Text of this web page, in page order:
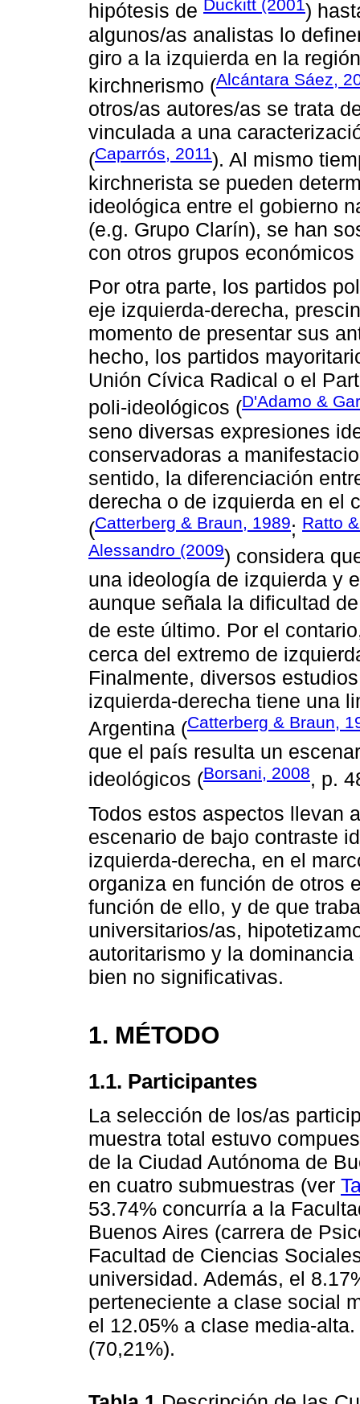
hipótesis de Duckitt (2001)
algunos/as analistas lo
giro a la izquierda en la
kirchnerismo (Alcántara Sáez,
otros/as autores/as se trata
vinculada a una
(Caparrós, 2011). Al mismo
kirchnerista se pueden
ideológica entre el gobierno
(e.g. Grupo Clarín), se han
con otros grupos
Por otra parte, los partidos
eje izquierda-derecha,
momento de presentar sus
hecho, los partidos
Unión Cívica Radical o el
poli-ideológicos (D'Adamo &
seno diversas expresiones
conservadoras a
sentido, la diferenciación
derecha o de izquierda en el
(Catterberg & Braun, 1989; Ratto
Alessandro (2009) considera
una ideología de izquierda y
aunque señala la dificultad
de este último. Por el
cerca del extremo de
Finalmente, diversos
izquierda-derecha tiene una
Argentina (Catterberg & Braun,
que el país resulta un
ideológicos (Borsani, 2008, p.
Todos estos aspectos llevan
escenario de bajo contraste
izquierda-derecha, en el
organiza en función de otros
función de ello, y de que
universitarios/as,
autoritarismo y la
bien no significativas.
1. MÉTODO
1.1. Participantes
La selección de los/as
muestra total estuvo
de la Ciudad Autónoma de
en cuatro submuestras (ver
53.74% concurría a la
Buenos Aires (carrera de
Facultad de Ciencias
universidad. Además, el
perteneciente a clase social
el 12.05% a clase media-
(70,21%).